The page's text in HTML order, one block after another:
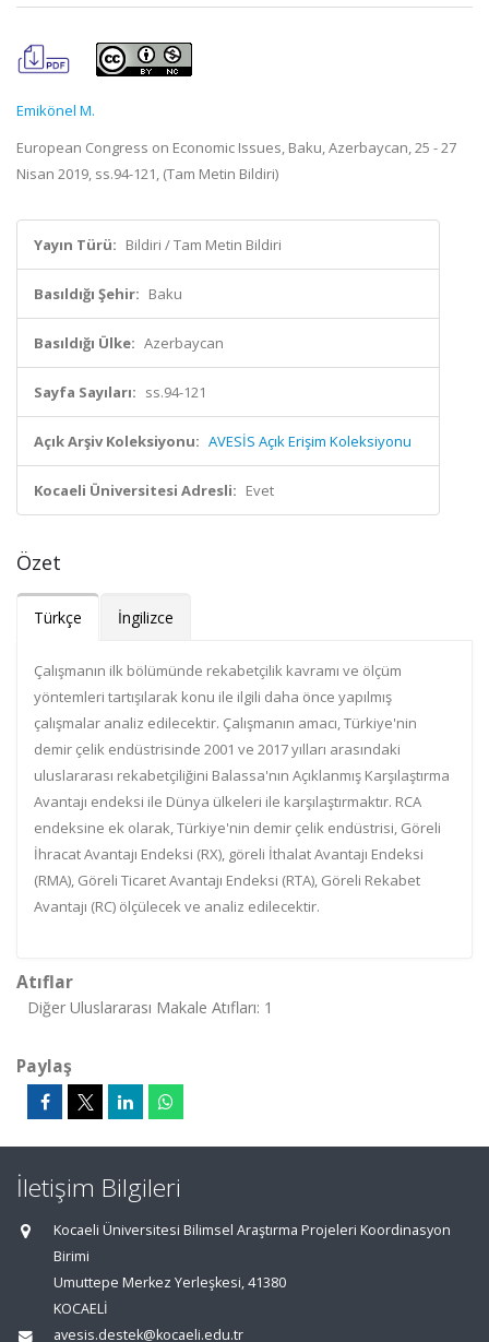
Emikönel M.
European Congress on Economic Issues, Baku, Azerbaycan, 25 - 27
Nisan 2019, ss.94-121, (Tam Metin Bildiri)
Yayın Türü: Bildiri / Tam Metin Bildiri
Basıldığı Şehir: Baku
Basıldığı Ülke: Azerbaycan
Sayfa Sayıları: ss.94-121
Açık Arşiv Koleksiyonu: AVESİS Açık Erişim Koleksiyonu
Kocaeli Üniversitesi Adresli: Evet
Özet
Türkçe İngilizce
Çalışmanın ilk bölümünde rekabetçilik kavramı ve ölçüm
yöntemleri tartışılarak konu ile ilgili daha önce yapılmış
çalışmalar analiz edilecektir. Çalışmanın amacı, Türkiye'nin
demir çelik endüstrisinde 2001 ve 2017 yılları arasındaki
uluslararası rekabetçiliğini Balassa'nın Açıklanmış Karşılaştırma
Avantajı endeksi ile Dünya ülkeleri ile karşılaştırmaktır. RCA
endeksine ek olarak, Türkiye'nin demir çelik endüstrisi, Göreli
İhracat Avantajı Endeksi (RX), göreli İthalat Avantajı Endeksi
(RMA), Göreli Ticaret Avantajı Endeksi (RTA), Göreli Rekabet
Avantajı (RC) ölçülecek ve analiz edilecektir.
Atıflar
Diğer Uluslararası Makale Atıfları: 1
Paylaş
İletişim Bilgileri
Kocaeli Üniversitesi Bilimsel Araştırma Projeleri Koordinasyon
Birimi
Umuttepe Merkez Yerleşkesi, 41380
KOCAELİ
avesis.destek@kocaeli.edu.tr